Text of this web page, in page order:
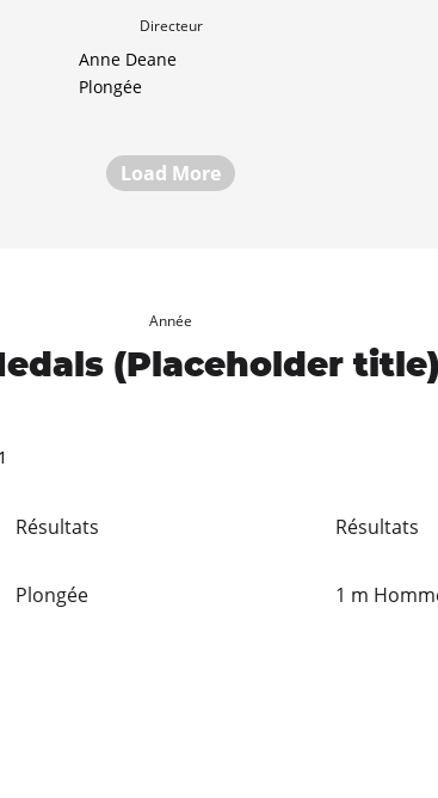
Directeur
Anne Deane
Plongée
Load More
Année
(Placeholder
1
Résultats Résultats
Plongée 1 m